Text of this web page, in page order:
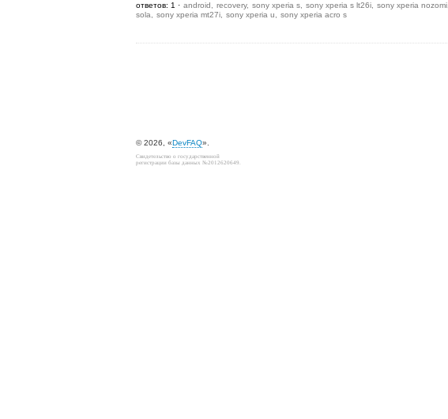
ответов: 1 android recovery sony xperia s sony xperia s lt26i sony xperia nozomi
sola
sony xperia mt27i sony xperia u sony xperia acro s
© 2026, «DevFAQ».
Свидетельство о государственной
регистрации базы данных №2012620649.